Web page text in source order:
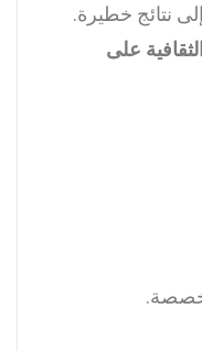
نتائج خطيرة.
على